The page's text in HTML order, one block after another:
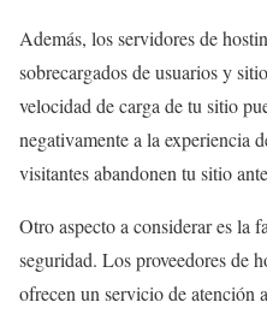
Además, los servidores de
sobrecargados de usuarios y
velocidad de carga de tu sitio
negativamente a la experiencia
visitantes abandonen tu sitio
Otro aspecto a considerar es la
seguridad. Los proveedores de
ofrecen un servicio de atención